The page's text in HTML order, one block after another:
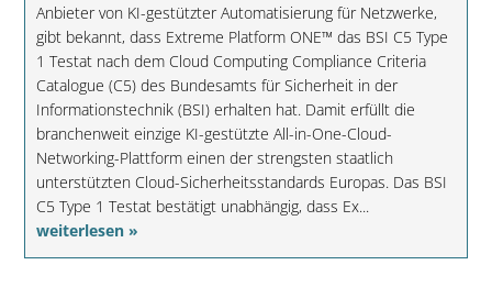
Anbieter von KI-gestützter Automatisierung für Netzwerke,
gibt bekannt, dass Extreme Platform ONE™ das BSI C5 Type
1 Testat nach dem Cloud Computing Compliance Criteria
Catalogue (C5) des Bundesamts für Sicherheit in der
Informationstechnik (BSI) erhalten hat. Damit erfüllt die
branchenweit einzige KI-gestützte All-in-One-Cloud-
Networking-Plattform einen der strengsten staatlich
unterstützten Cloud-Sicherheitsstandards Europas. Das BSI
C5 Type 1 Testat bestätigt unabhängig, dass Ex...
weiterlesen »